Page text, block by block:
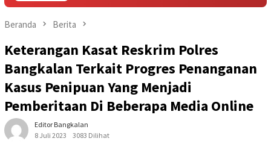
Beranda Berita
Keterangan Kasat Reskrim Polres
Bangkalan Terkait Progres Penanganan
Kasus Penipuan Yang Menjadi
Pemberitaan Di Beberapa Media Online
Editor Bangkalan
8 Juli 2023
3083 Dilihat